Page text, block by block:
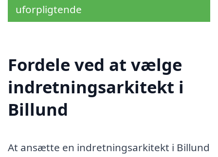
uforpligtende
Fordele ved at vælge
indretningsarkitekt i
Billund
At ansætte en indretningsarkitekt i Billund